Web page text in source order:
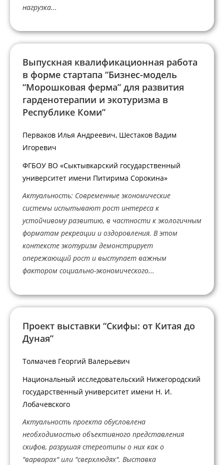
нагрузка...
Выпускная квалификационная работа
в форме стартапа “Бизнес-модель
“Морошковая ферма” для развития
гарденотерапии и экотуризма в
Республике Коми”
Перваков Илья Андреевич, Шестаков Вадим
Игоревич
ФГБОУ ВО «Сыктывкарский государственный
университет имени Питирима Сорокина»
Актуальность: Современные экономические
системы испытывают рост интереса к
устойчивому развитию, в частности к экологичным
форматам рекреации и оздоровления. В этом
контексте экотуризм демонстрирует
опережающий рост и выступает важным
фактором социально-экономического...
Проект выставки “Скифы: от Китая до
Дуная”
Толмачев Георгий Валерьевич
Национальный исследовательский Нижегородский
государственный университет имени Н. И.
Лобачевского
Актуальность проекта обусловлена
необходимостью объективного представления
скифов, разрушая стереотипы о них как о
"варварах" или "сверхлюдях". Выставка